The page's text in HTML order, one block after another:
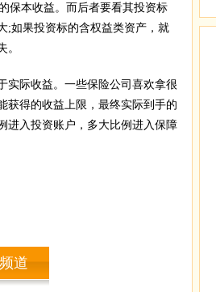
保本收益。而后者要看其投资标
;如果投资标的含权益类资产，就
。
际收益。一些保险公司喜欢拿很
获得的收益上限，最终实际到手的
进入投资账户，多大比例进入保障
道